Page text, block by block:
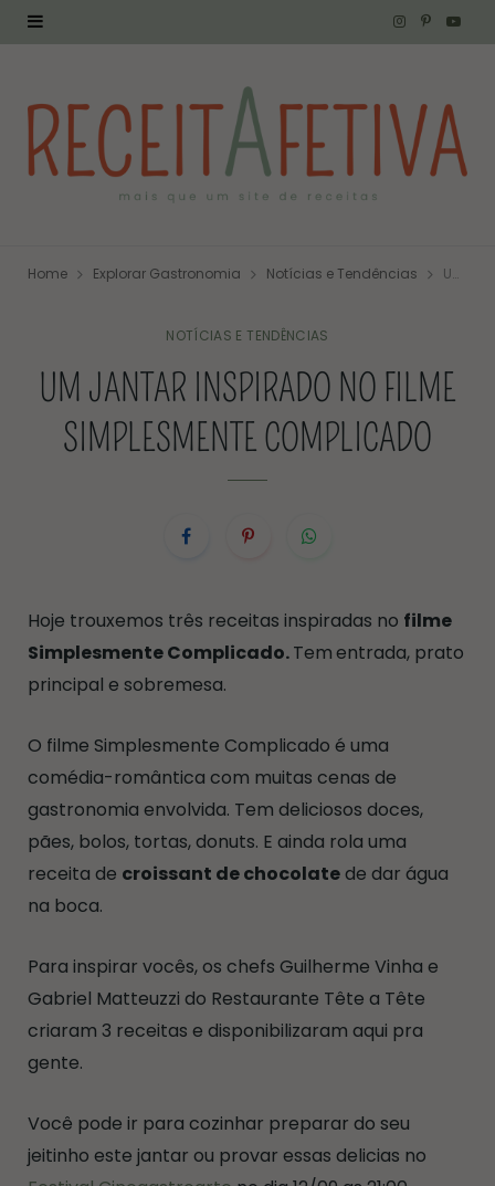
I
t
m
P Y
T
Home Explorar Gastronomia Notícias e Tendências Um jantar inspirado no filme Simplesmente Complicado
NOTÍCIAS E TENDÊNCIAS
UM JANTAR INSPIRADO NO FILME
SIMPLESMENTE COMPLICADO
Hoje trouxemos três receitas inspiradas no filme
Simplesmente Complicado.Tementrada, prato
principal e sobremesa.
O filme Simplesmente Complicado é uma
comédia-romântica com muitas cenas de
gastronomia envolvida. Tem deliciosos doces,
pães, bolos, tortas, donuts. E ainda rola uma
receita de croissant de chocolatede dar água
na boca.
Para inspirar vocês, os chefs Guilherme Vinha e
Gabriel Matteuzzi do Restaurante Tête a Tête
criaram 3 receitas e disponibilizaram aqui pra
gente.
Você pode ir para cozinhar preparar do seu
jeitinho este jantar ou provar essas delicias no